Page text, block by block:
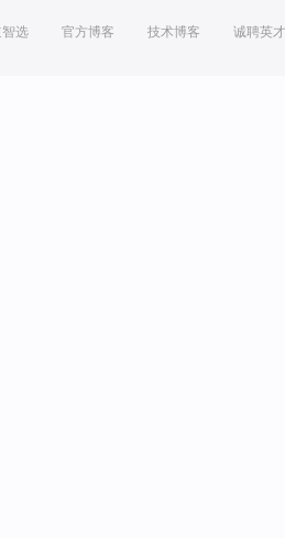
选 官方博客 技术博客 诚聘英才